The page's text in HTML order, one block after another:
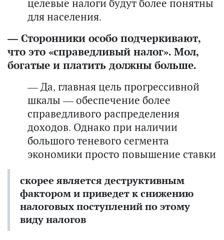
целевые налоги будут более понятны
для населения.
— Сторонники особо подчеркивают,
что это «справедливый налог». Мол,
богатые и платить должны больше.
— Да, главная цель прогрессивной
шкалы — обеспечение более
справедливого распределения
доходов. Однако при наличии
большого теневого сегмента
экономики просто повышение ставки
скорее является деструктивным
фактором и приведет к снижению
налоговых поступлений по этому
виду налогов